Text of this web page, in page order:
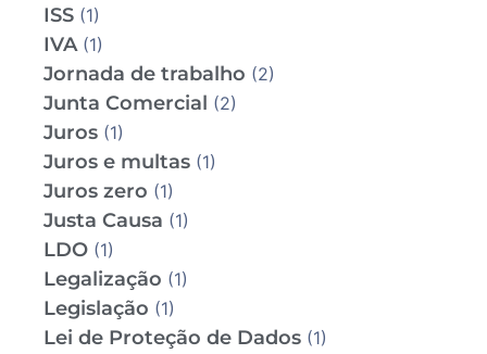
ISS (1)
IVA(1)
Jornada de trabalho (2)
Junta Comercial (2)
Juros (1)
Juros e multas (1)
Juros zero (1)
Justa Causa (1)
LDO (1)
Legalização (1)
Legislação (1)
Lei de Proteção de Dados (1)